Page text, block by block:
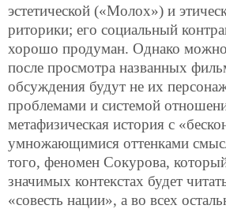
эстетической («Молох») и
риторики; его социальный
хорошо продуман. Однако
после просмотра названных
обсуждения будут не их
проблемами и системой
метафизическая история с
умножающимися оттенками
того, феномен Сокурова,
значимых контекстах будет
«совесть нации», а во всех